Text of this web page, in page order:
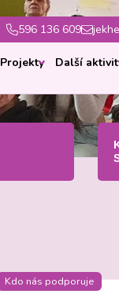
Projekty Další
596 136 609
Kdo nás podporuje